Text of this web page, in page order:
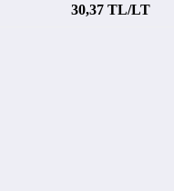
30,37 TL/LT